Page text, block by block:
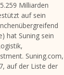
Milliarden
auf sein
hat Suning sein
Suning.com,
auf der Liste der